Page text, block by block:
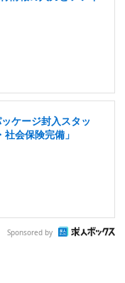
ケージ封入スタッ
会保険完備」
Sponsored by